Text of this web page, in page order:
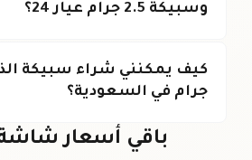
وسبيكة 2.5 جرام عيار 24؟
جرام في السعودية؟
باقي أسعار